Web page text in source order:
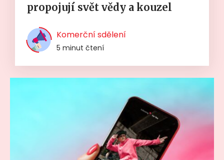
propojují svět vědy a kouzel
Komerční sdělení
5 minut čtení